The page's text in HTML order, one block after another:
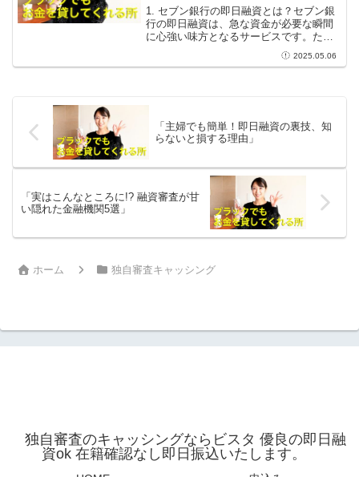
1. セブン銀行の即日融資とは？セブン銀
行の即日融資は、急な資金が必要な瞬間
に心強い味方となるサービスです。たと
えば、突然の医療費や冠婚葬祭、あるい
は修理費用など、大切な出来事に直面し
2025.05.06
「主婦でも簡単！即日融資の裏技、知
らないと損する理由」
「実はこんなところに!? 融資審査が甘
い隠れた金融機関5選」
ホーム 独自審査キャッシング
独自審査のキャッシングならビスタ 優良の即日融
資ok 在籍確認なし即日振込いたします。